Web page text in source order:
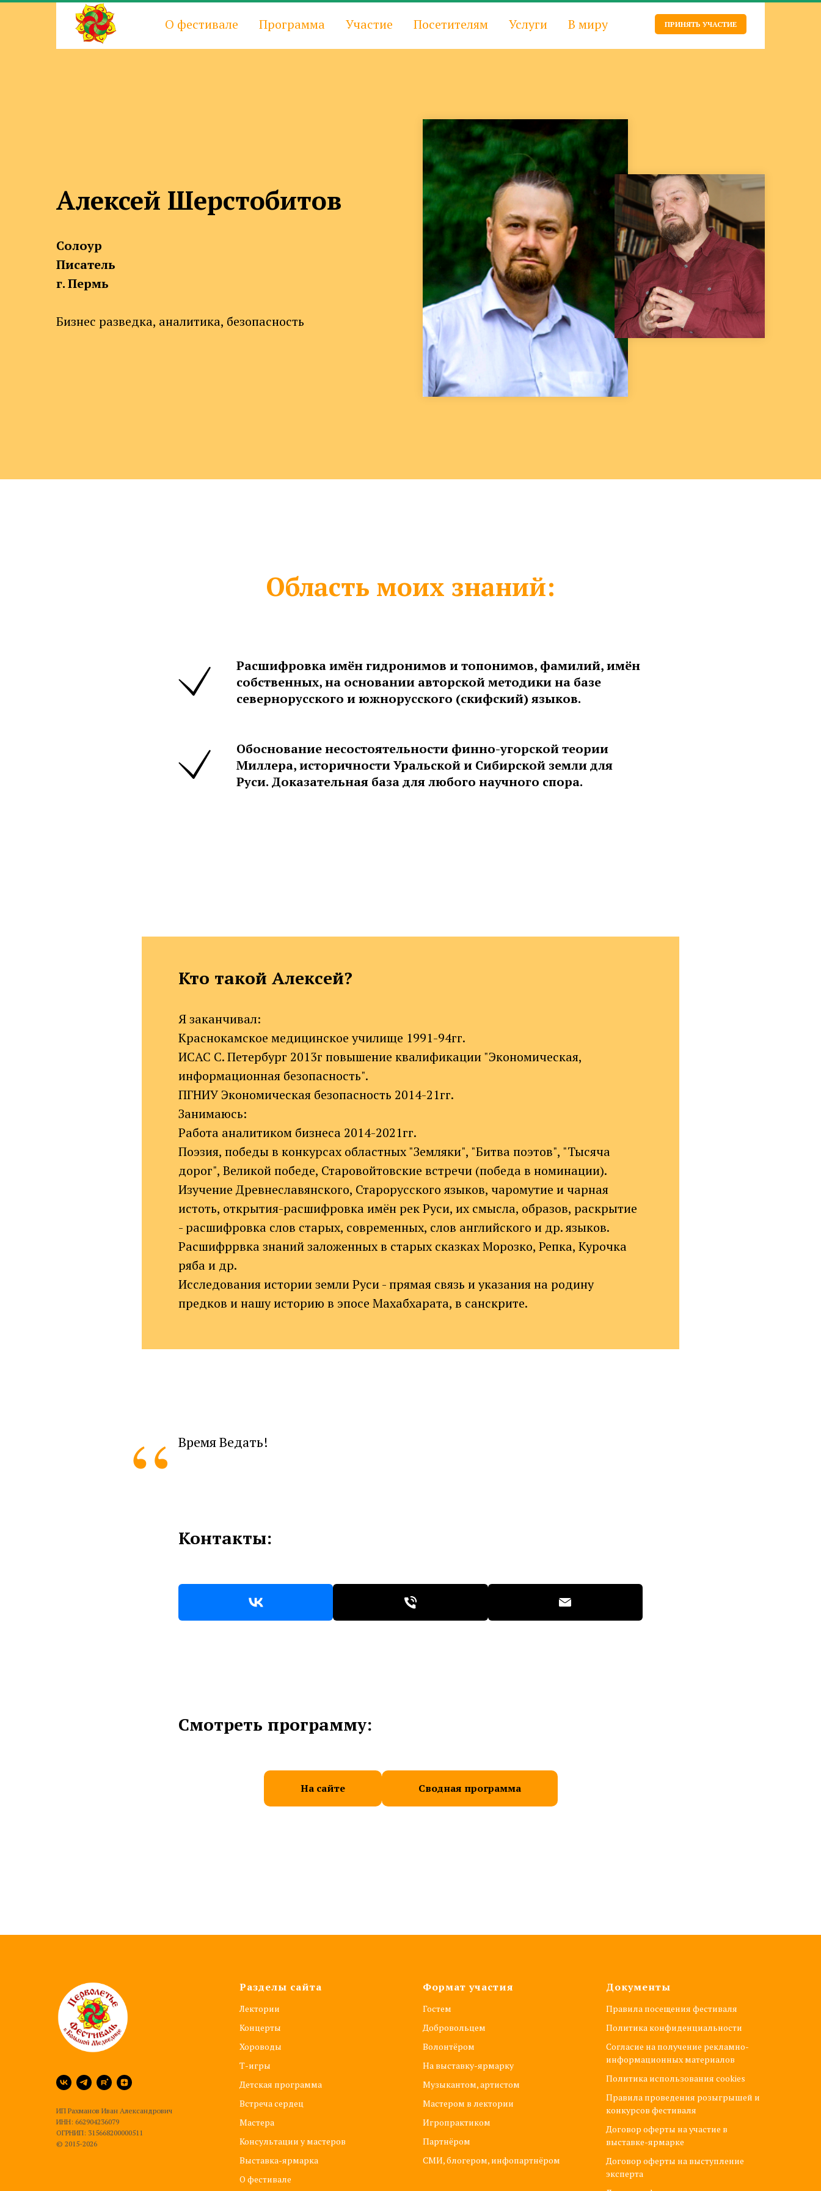
О фестивале Программа Участие Посетителям Услуги В миру ПРИНЯТЬ УЧАСТИЕ
Алексей Шерстобитов
Солоур
Писатель
г. Пермь
Бизнес разведка, аналитика, безопасность
Область моих знаний:
Расшифровка имён гидронимов и топонимов, фамилий, имён
собственных, на основании авторской методики на базе
севернорусского и южнорусского (скифский) языков.
Обоснование несостоятельности финно-угорской теории
Миллера, историчности Уральской и Сибирской земли для
Руси. Доказательная база для любого научного спора.
Кто такой Алексей?
Я заканчивал:
Краснокамское медицинское училище 1991-94гг.
ИСАС С. Петербург 2013г повышение квалификации "Экономическая,
информационная безопасность".
ПГНИУ Экономическая безопасность 2014-21гг.
Занимаюсь:
Работа аналитиком бизнеса 2014-2021гг.
Поэзия, победы в конкурсах областных "Земляки", "Битва поэтов", "Тысяча
дорог", Великой победе, Старовойтовские встречи (победа в номинации).
Изучение Древнеславянского, Старорусского языков, чаромутие и чарная
истоть, открытия-расшифровка имён рек Руси, их смысла, образов, раскрытие
- расшифровка слов старых, современных, слов английского и др. языков.
Расшифррвка знаний заложенных в старых сказках Морозко, Репка, Курочка
ряба и др.
Исследования истории земли Руси - прямая связь и указания на родину
предков и нашу историю в эпосе Махабхарата, в санскрите.
“ Время Ведать!
Контакты:
Смотреть программу:
На сайте Сводная программа
ИП Рахманов Иван Александрович
ИНН: 662904236079
ОГРНИП: 315668200000511
© 2015-2026
Разделы сайта
Лектории
Концерты
Хороводы
Т-игры
Детская программа
Встреча сердец
Мастера
Консультации у мастеров
Выставка-ярмарка
О фестивале
Формат участия
Гостем
Добровольцем
Волонтёром
На выставку-ярмарку
Музыкантом, артистом
Мастером в лектории
Игропрактиком
Партнёром
СМИ, блогером, инфопартнёром
Документы
Правила посещения фестиваля
Политика конфиденциальности
Согласие на получение рекламно-
информационных материалов
Политика использования cookies
Правила проведения розыгрышей и
конкурсов фестиваля
Договор оферты на участие в
выставке-ярмарке
Договор оферты на выступление
эксперта